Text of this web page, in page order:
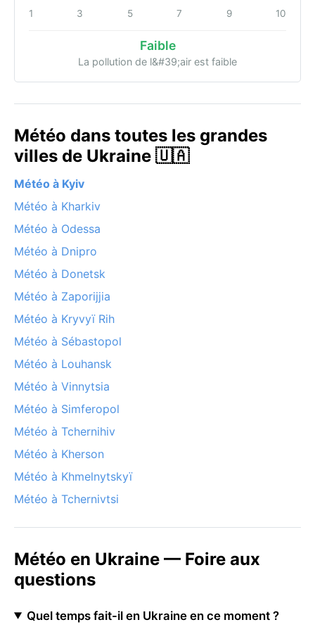
1 3 5 7 9 10
Faible
La pollution de l&#39;air est faible
Météo dans toutes les grandes
villes de Ukraine 🇺🇦
Météo à Kyiv
Météo à Kharkiv
Météo à Odessa
Météo à Dnipro
Météo à Donetsk
Météo à Zaporijjia
Météo à Kryvyï Rih
Météo à Sébastopol
Météo à Louhansk
Météo à Vinnytsia
Météo à Simferopol
Météo à Tchernihiv
Météo à Kherson
Météo à Khmelnytskyï
Météo à Tchernivtsi
Météo en Ukraine — Foire aux
questions
Quel temps fait-il en Ukraine en ce moment ?